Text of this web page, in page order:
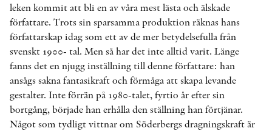
leken kommit att bli en av våra mest lästa och älskade
författare. Trots sin sparsamma produktion räknas hans
författarskap idag som ett av de mer betydelsefulla från
svenskt 1900- tal. Men så har det inte alltid varit. Länge
fanns det en njugg inställning till denne författare: han
ansågs sakna fantasikraft och förmåga att skapa levande
gestalter. Inte förrän på 1980-talet, fyrtio år efter sin
bortgång, började han erhålla den ställning han förtjänar.
Något som tydligt vittnar om Söderbergs dragningskraft är